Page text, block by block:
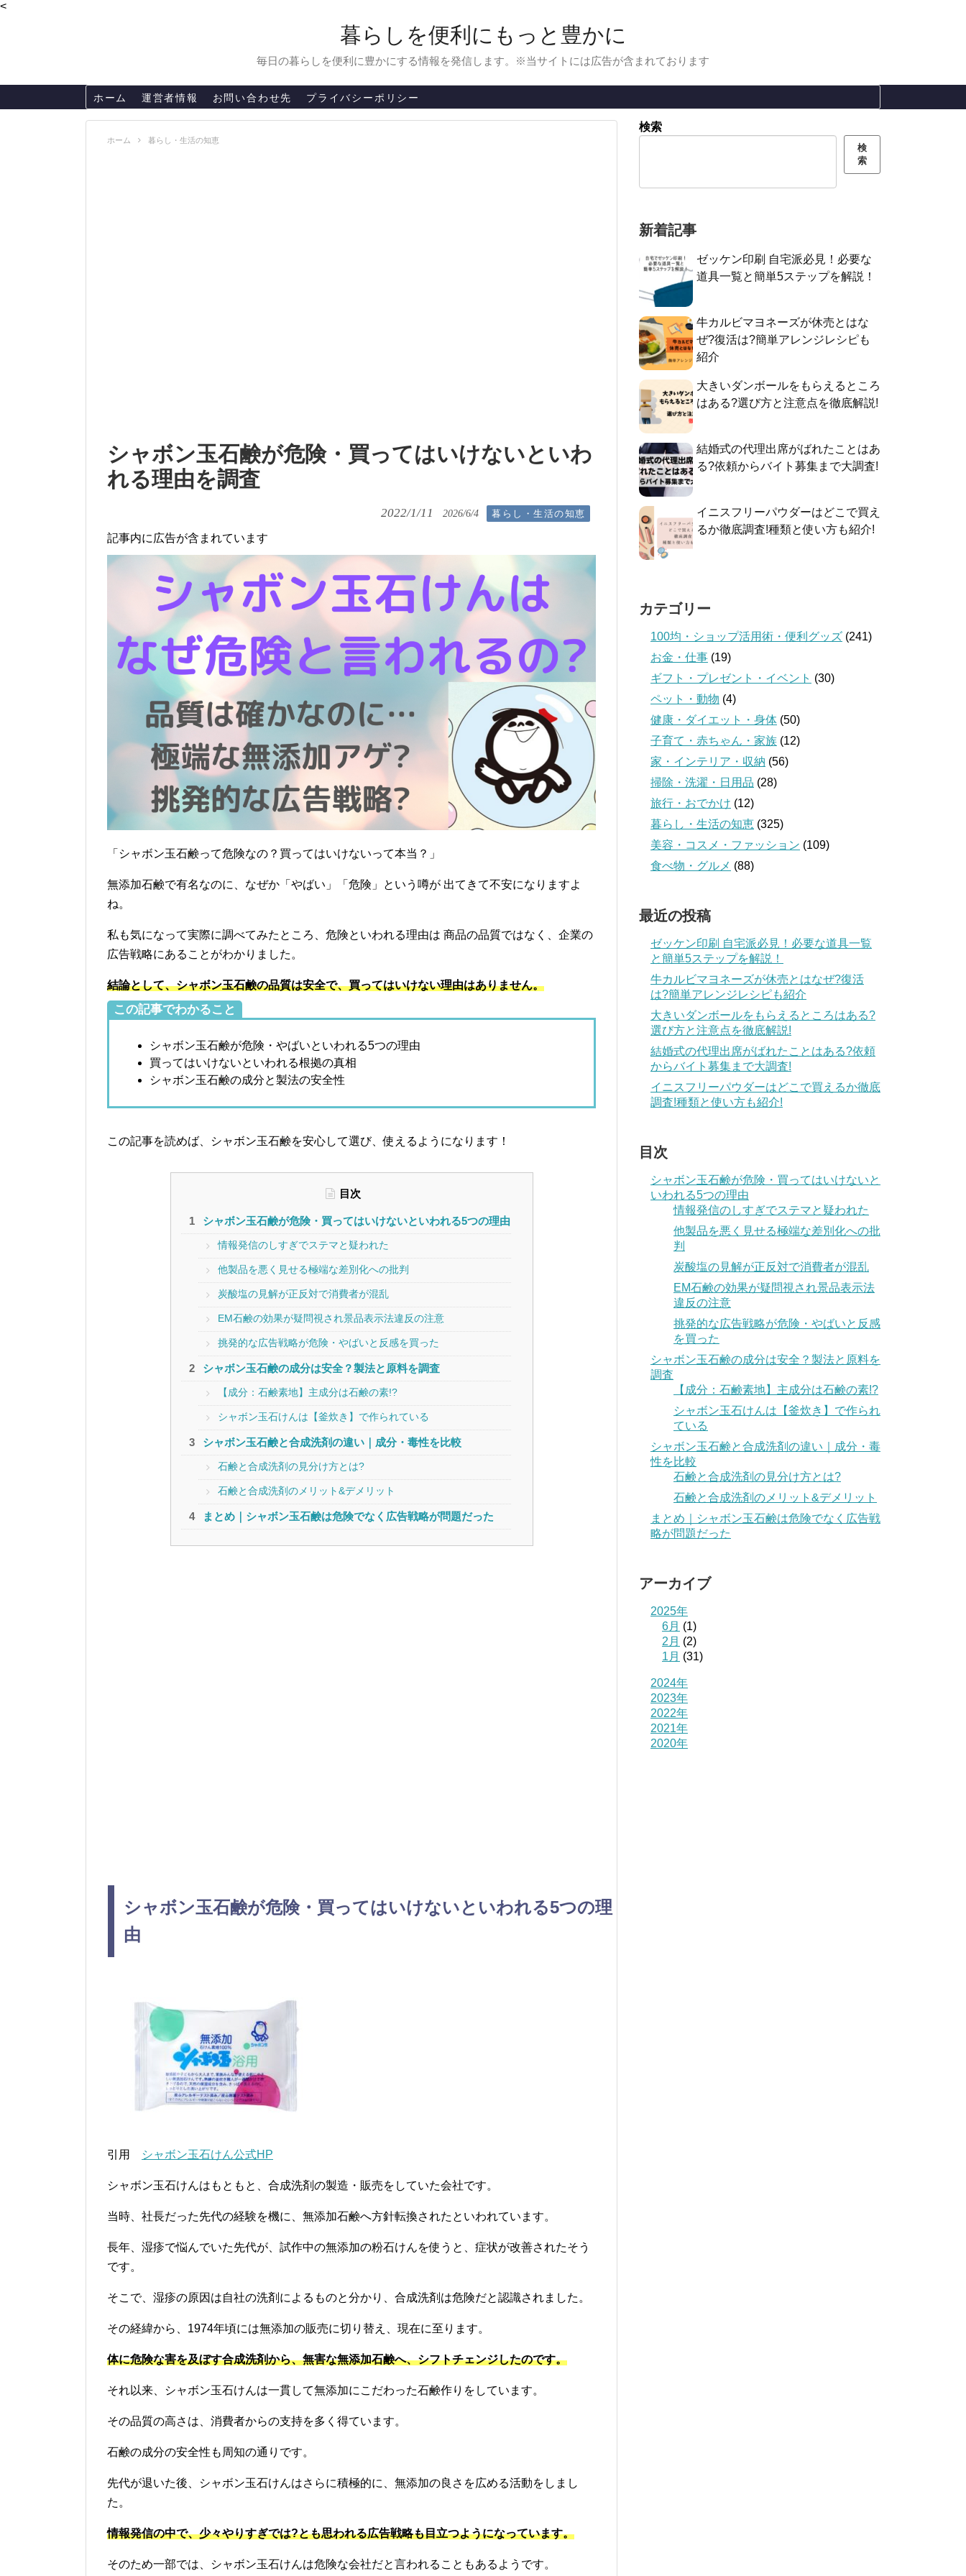
<
暮らしを便利にもっと豊かに
毎日の暮らしを便利に豊かにする情報を発信します。※当サイトには広告が含まれております
ホーム 運営者情報 お問い合わせ先 プライバシーポリシー
ホーム 暮らし・生活の知恵
シャボン玉石鹸が危険・買ってはいけないといわ
れる理由を調査
2022/1/11 2026/6/4 暮らし・生活の知恵
記事内に広告が含まれています
「シャボン玉石鹸って危険なの？買ってはいけないって本当？」
無添加石鹸で有名なのに、なぜか「やばい」「危険」という噂が 出てきて不安になりますよ
ね。
私も気になって実際に調べてみたところ、危険といわれる理由は 商品の品質ではなく、企業の
広告戦略にあることがわかりました。
結論として、シャボン玉石鹸の品質は安全で、買ってはいけない理由はありません。
この記事でわかること
シャボン玉石鹸が危険・やばいといわれる5つの理由
買ってはいけないといわれる根拠の真相
シャボン玉石鹸の成分と製法の安全性
この記事を読めば、シャボン玉石鹸を安心して選び、使えるようになります！
目次
シャボン玉石鹸が危険・買ってはいけないといわれる5つの理由
情報発信のしすぎでステマと疑われた
他製品を悪く見せる極端な差別化への批判
炭酸塩の見解が正反対で消費者が混乱
EM石鹸の効果が疑問視され景品表示法違反の注意
挑発的な広告戦略が危険・やばいと反感を買った
シャボン玉石鹸の成分は安全？製法と原料を調査
【成分：石鹸素地】主成分は石鹸の素!?
シャボン玉石けんは【釜炊き】で作られている
シャボン玉石鹸と合成洗剤の違い｜成分・毒性を比較
石鹸と合成洗剤の見分け方とは?
石鹸と合成洗剤のメリット&デメリット
まとめ｜シャボン玉石鹸は危険でなく広告戦略が問題だった
シャボン玉石鹸が危険・買ってはいけないといわれる5つの理
由
引用 シャボン玉石けん公式HP
シャボン玉石けんはもともと、合成洗剤の製造・販売をしていた会社です。
当時、社長だった先代の経験を機に、無添加石鹸へ方針転換されたといわれています。
長年、湿疹で悩んでいた先代が、試作中の無添加の粉石けんを使うと、症状が改善されたそう
です。
そこで、湿疹の原因は自社の洗剤によるものと分かり、合成洗剤は危険だと認識されました。
その経緯から、1974年頃には無添加の販売に切り替え、現在に至ります。
体に危険な害を及ぼす合成洗剤から、無害な無添加石鹸へ、シフトチェンジしたのです。
それ以来、シャボン玉石けんは一貫して無添加にこだわった石鹸作りをしています。
その品質の高さは、消費者からの支持を多く得ています。
石鹸の成分の安全性も周知の通りです。
先代が退いた後、シャボン玉石けんはさらに積極的に、無添加の良さを広める活動をしまし
た。
情報発信の中で、少々やりすぎでは?とも思われる広告戦略も目立つようになっています。
そのため一部では、シャボン玉石けんは危険な会社だと言われることもあるようです。
検索
検
索
新着記事
ゼッケン印刷 自宅派必見！必要な
道具一覧と簡単5ステップを解説！
牛カルビマヨネーズが休売とはな
ぜ?復活は?簡単アレンジレシピも
紹介
大きいダンボールをもらえるところ
はある?選び方と注意点を徹底解説!
結婚式の代理出席がばれたことはあ
る?依頼からバイト募集まで大調査!
イニスフリーパウダーはどこで買え
るか徹底調査!種類と使い方も紹介!
カテゴリー
100均・ショップ活用術・便利グッズ (241)
お金・仕事 (19)
ギフト・プレゼント・イベント (30)
ペット・動物 (4)
健康・ダイエット・身体 (50)
子育て・赤ちゃん・家族 (12)
家・インテリア・収納 (56)
掃除・洗濯・日用品 (28)
旅行・おでかけ (12)
暮らし・生活の知恵 (325)
美容・コスメ・ファッション (109)
食べ物・グルメ (88)
最近の投稿
ゼッケン印刷 自宅派必見！必要な道具一覧
と簡単5ステップを解説！
牛カルビマヨネーズが休売とはなぜ?復活
は?簡単アレンジレシピも紹介
大きいダンボールをもらえるところはある?
選び方と注意点を徹底解説!
結婚式の代理出席がばれたことはある?依頼
からバイト募集まで大調査!
イニスフリーパウダーはどこで買えるか徹底
調査!種類と使い方も紹介!
目次
シャボン玉石鹸が危険・買ってはいけないと
いわれる5つの理由
情報発信のしすぎでステマと疑われた
他製品を悪く見せる極端な差別化への批
判
炭酸塩の見解が正反対で消費者が混乱
EM石鹸の効果が疑問視され景品表示法
違反の注意
挑発的な広告戦略が危険・やばいと反感
を買った
シャボン玉石鹸の成分は安全？製法と原料を
調査
【成分：石鹸素地】主成分は石鹸の素!?
シャボン玉石けんは【釜炊き】で作られ
ている
シャボン玉石鹸と合成洗剤の違い｜成分・毒
性を比較
石鹸と合成洗剤の見分け方とは?
石鹸と合成洗剤のメリット&デメリット
まとめ｜シャボン玉石鹸は危険でなく広告戦
略が問題だった
アーカイブ
2025年
6月 (1)
2月 (2)
1月 (31)
2024年
2023年
2022年
2021年
2020年